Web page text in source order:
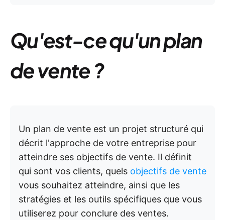
Qu'est-ce qu'un plan
de vente ?
Un plan de vente est un projet structuré qui
décrit l'approche de votre entreprise pour
atteindre ses objectifs de vente. Il définit
qui sont vos clients, quels objectifs de vente
vous souhaitez atteindre, ainsi que les
stratégies et les outils spécifiques que vous
utiliserez pour conclure des ventes.